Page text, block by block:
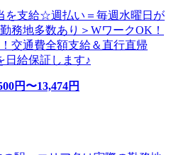
を支給☆週払い＝毎週水曜日が
務地多数あり＞WワークOK！
交通費全額支給＆直行直帰
日給保証します♪
円〜13,474円